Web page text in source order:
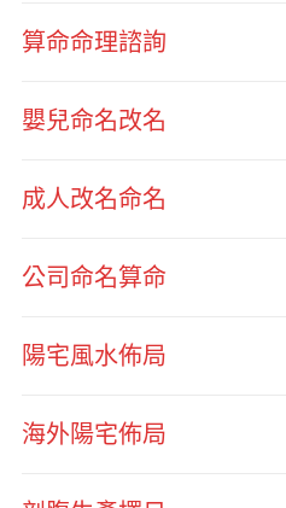
算命命理諮詢
嬰兒命名改名
成人改名命名
公司命名算命
陽宅風水佈局
海外陽宅佈局